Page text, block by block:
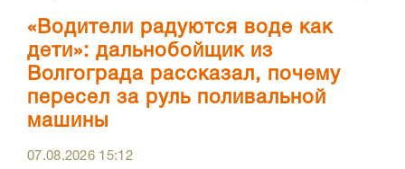
«Водители радуются воде как
дети»: дальнобойщик из
Волгограда рассказал, почему
пересел за руль поливальной
машины
07.08.2026 15:12